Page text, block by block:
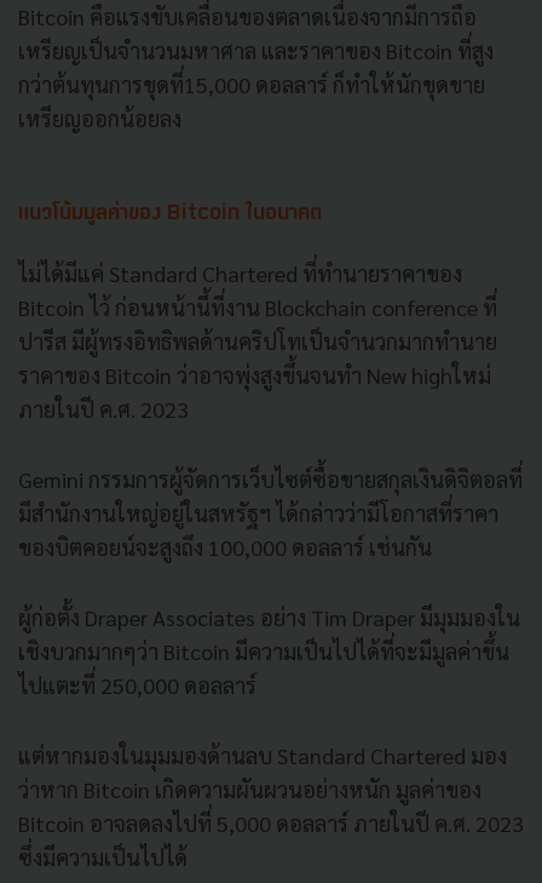
Bitcoin คือแรงขับเคลื่อนของตลาดเนื่องจากมีการถือ
เหรียญเป็นจำนวนมหาศาล และราคาของ Bitcoin ที่สูง
กว่าต้นทุนการขุดที่15,000 ดอลลาร์ ก็ทำให้นักขุดขาย
เหรียญออกน้อยลง
แนวโน้มมูลค่าของ Bitcoin ในอนาคต
ไม่ได้มีแค่ Standard Chartered ที่ทำนายราคาของ
Bitcoin ไว้ ก่อนหน้านี้ที่งาน Blockchain conference ที่
ปารีส มีผู้ทรงอิทธิพลด้านคริปโทเป็นจำนวกมากทำนาย
ราคาของ Bitcoin ว่าอาจพุ่งสูงขึ้นจนทำ New highใหม่
ภายในปี ค.ศ. 2023
Gemini กรรมการผู้จัดการเว็บไซต์ซื้อขายสกุลเงินดิจิตอลที่
มีสำนักงานใหญ่อยู่ในสหรัฐฯ ได้กล่าวว่ามีโอกาสที่ราคา
ของบิตคอยน์จะสูงถึง 100,000 ดอลลาร์ เช่นกัน
ผู้ก่อตั้ง Draper Associates อย่าง Tim Draper มีมุมมองใน
เชิงบวกมากๆว่า Bitcoin มีความเป็นไปได้ที่จะมีมูลค่าขึ้น
ไปแตะที่ 250,000 ดอลลาร์
แต่หากมองในมุมมองด้านลบ Standard Chartered มอง
ว่าหาก Bitcoin เกิดความผันผวนอย่างหนัก มูลค่าของ
Bitcoin อาจลดลงไปที่ 5,000 ดอลลาร์ ภายในปี ค.ศ. 2023
ซึ่งมีความเป็นไปได้